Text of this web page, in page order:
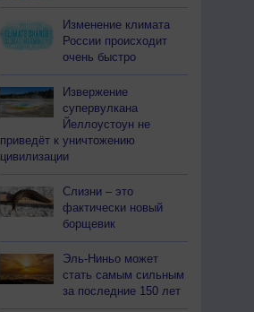
Изменение климата
России происходит
очень быстро
Извержение
супервулкана
Йеллоустоун не
приведёт к уничтожению
цивилизации
Слизни – это
фактически новый
борщевик
Эль-Ниньо может
стать самым сильным
за последние 150 лет